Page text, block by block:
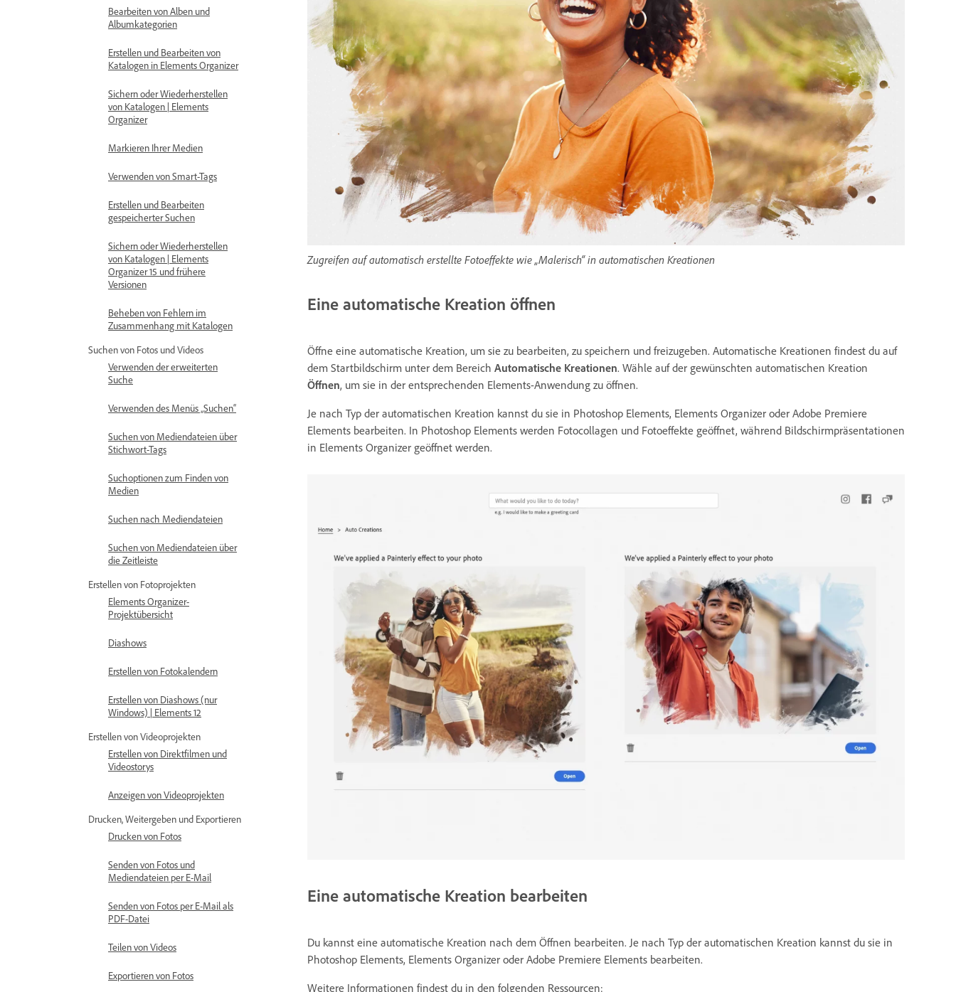
Bearbeiten von Alben und
Albumkategorien
Erstellen und Bearbeiten von
Katalogen in Elements Organizer
Sichern oder Wiederherstellen
von Katalogen | Elements
Organizer
Markieren Ihrer Medien
Verwenden von Smart-Tags
Erstellen und Bearbeiten
gespeicherter Suchen
Sichern oder Wiederherstellen
von Katalogen | Elements
Organizer 15 und frühere
Versionen
Beheben von Fehlern im
Zusammenhang mit Katalogen
Suchen von Fotos und Videos
Verwenden der erweiterten
Suche
Verwenden des Menüs „Suchen“
Suchen von Mediendateien über
Stichwort-Tags
Suchoptionen zum Finden von
Medien
Suchen nach Mediendateien
Suchen von Mediendateien über
die Zeitleiste
Erstellen von Fotoprojekten
Elements Organizer-
Projektübersicht
Diashows
Erstellen von Fotokalendern
Erstellen von Diashows (nur
Windows) | Elements 12
Erstellen von Videoprojekten
Erstellen von Direktfilmen und
Videostorys
Anzeigen von Videoprojekten
Drucken, Weitergeben und Exportieren
Drucken von Fotos
Senden von Fotos und
Mediendateien per E-Mail
Senden von Fotos per E-Mail als
PDF-Datei
Teilen von Videos
Exportieren von Fotos
Zugreifen auf automatisch erstellte Fotoeffekte wie „Malerisch“ in automatischen Kreationen
Eine automatische Kreation öffnen
Öffne eine automatische Kreation, um sie zu bearbeiten, zu speichern und freizugeben. Automatische Kreationen findest du auf
dem Startbildschirm unter dem Bereich Automatische Kreationen. Wähle auf der gewünschten automatischen Kreation
Öffnen, um sie in der entsprechenden Elements-Anwendung zu öffnen.
Je nach Typ der automatischen Kreation kannst du sie in Photoshop Elements, Elements Organizer oder Adobe Premiere
Elements bearbeiten. In Photoshop Elements werden Fotocollagen und Fotoeffekte geöffnet, während Bildschirmpräsentationen
in Elements Organizer geöffnet werden.
Eine automatische Kreation bearbeiten
Du kannst eine automatische Kreation nach dem Öffnen bearbeiten. Je nach Typ der automatischen Kreation kannst du sie in
Photoshop Elements, Elements Organizer oder Adobe Premiere Elements bearbeiten.
Weitere Informationen findest du in den folgenden Ressourcen: